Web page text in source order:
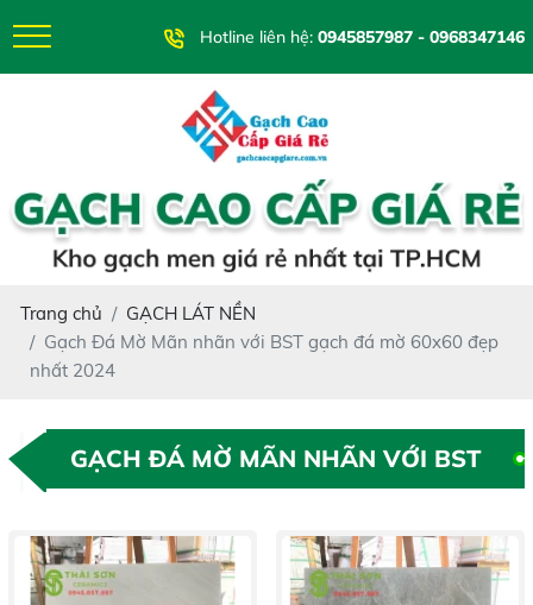
Hotline liên hệ:0945857987 - 0968347146
Trang chủ
GẠCH LÁT NỀN
Gạch Đá Mờ Mãn nhãn với BST gạch đá mờ 60x60 đẹp
nhất 2024
GẠCH ĐÁ MỜ MÃN NHÃN VỚI BST
2024